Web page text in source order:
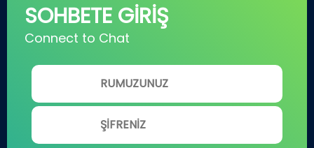
SOHBETE GİRİŞ
Connect to Chat